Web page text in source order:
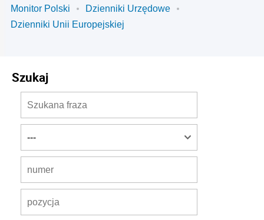
Monitor Polski
Dzienniki Urzędowe
Dzienniki Unii Europejskiej
Szukaj